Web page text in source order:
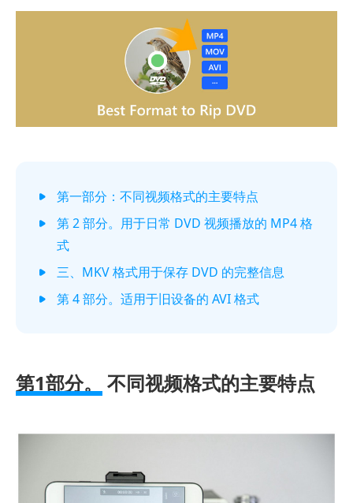
第一部分：不同视频格式的主要特点
第 2 部分。用于日常 DVD 视频播放的 MP4 格
式
三、MKV 格式用于保存 DVD 的完整信息
第 4 部分。适用于旧设备的 AVI 格式
第1部分。 不同视频格式的主要特点